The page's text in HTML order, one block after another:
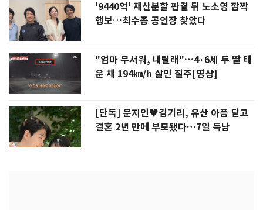
'9440억' 재산분할 판결 뒤 노소영 깜짝
행보…최수종 공연장 찾았다
"엄마 무서워, 내릴래"…4·6세 두 딸 태
운 채 194㎞/h 살인 질주[영상]
[단독] 문지인♥김기리, 유산 아픔 딛고
결혼 2년 만에 부모됐다…7일 득남